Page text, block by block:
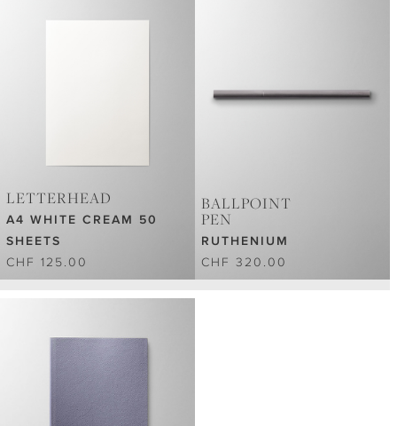
LETTERHEAD
A4 WHITE CREAM 50
SHEETS
CHF 125.00
BALLPOINT
PEN
RUTHENIUM
CHF 320.00